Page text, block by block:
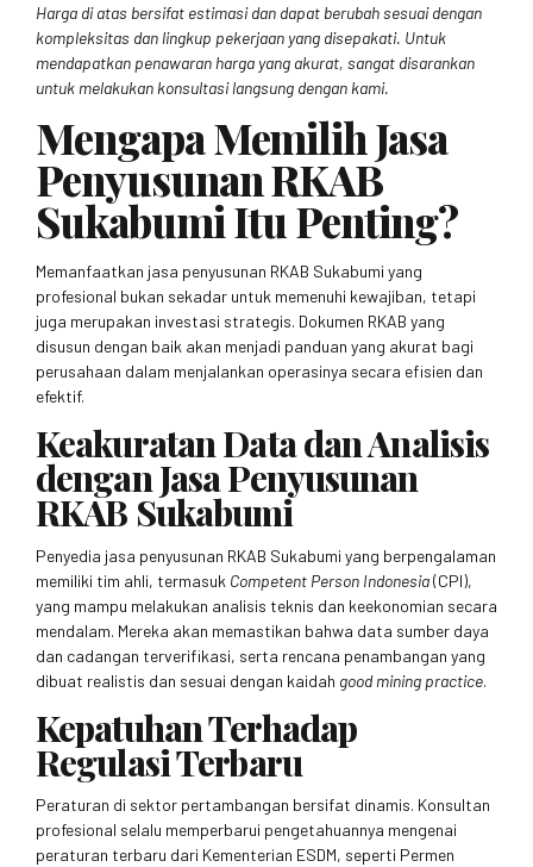
Harga di atas bersifat estimasi dan dapat berubah sesuai dengan
kompleksitas dan lingkup pekerjaan yang disepakati. Untuk
mendapatkan penawaran harga yang akurat, sangat disarankan
untuk melakukan konsultasi langsung dengan kami.
Mengapa Memilih Jasa
Penyusunan RKAB
Sukabumi Itu Penting?
Memanfaatkan jasa penyusunan RKAB Sukabumi yang
profesional bukan sekadar untuk memenuhi kewajiban, tetapi
juga merupakan investasi strategis. Dokumen RKAB yang
disusun dengan baik akan menjadi panduan yang akurat bagi
perusahaan dalam menjalankan operasinya secara efisien dan
efektif.
Keakuratan Data dan Analisis
dengan Jasa Penyusunan
RKAB Sukabumi
Penyedia jasa penyusunan RKAB Sukabumi yang berpengalaman
memiliki tim ahli, termasuk Competent Person Indonesia(CPI),
yang mampu melakukan analisis teknis dan keekonomian secara
mendalam. Mereka akan memastikan bahwa data sumber daya
dan cadangan terverifikasi, serta rencana penambangan yang
dibuat realistis dan sesuai dengan kaidah good mining practice.
Kepatuhan Terhadap
Regulasi Terbaru
Peraturan di sektor pertambangan bersifat dinamis. Konsultan
profesional selalu memperbarui pengetahuannya mengenai
peraturan terbaru dari Kementerian ESDM, seperti Permen